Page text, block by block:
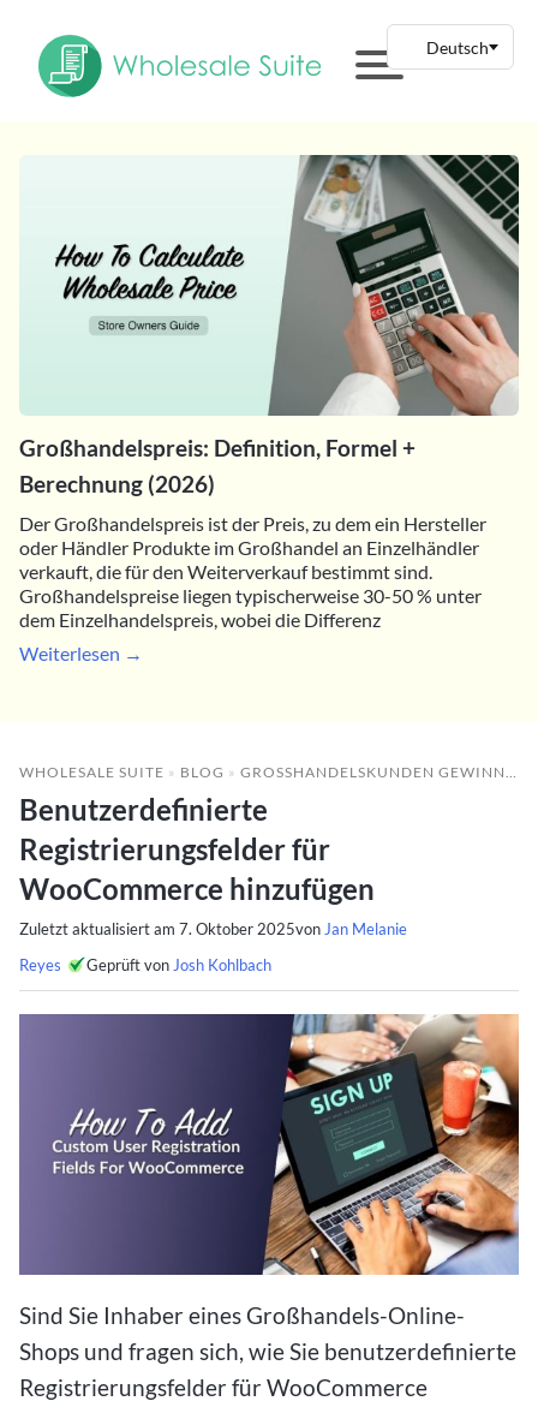
Großhandelspreis: Definition, Formel +
Berechnung (2026)
Der Großhandelspreis ist der Preis, zu dem ein Hersteller
oder Händler Produkte im Großhandel an Einzelhändler
verkauft, die für den Weiterverkauf bestimmt sind.
Großhandelspreise liegen typischerweise 30-50 % unter
dem Einzelhandelspreis, wobei die Differenz
Weiterlesen →
WHOLESALE SUITE » BLOG » GROSSHANDELSKUNDEN GEWINNEN
Benutzerdefinierte
Registrierungsfelder für
WooCommerce hinzufügen
Zuletzt aktualisiert am 7. Oktober 2025von Jan Melanie
Reyes
Geprüft von Josh Kohlbach
Sind Sie Inhaber eines Großhandels-Online-
Shops und fragen sich, wie Sie benutzerdefinierte
Registrierungsfelder für WooCommerce